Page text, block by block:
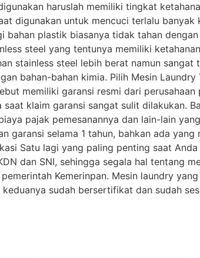
haruslah memiliki tingkat
digunakan untuk mencuci terlalu banyak
plastik biasanya tidak tahan
steel yang tentunya memiliki
stainless steel lebih berat namun sangat
bahan-bahan kimia. Pilih Mesin Laundry
memiliki garansi resmi dari perusahaan
klaim garansi sangat sulit dilakukan.
pajak pemesanannya dan lain-lain
garansi selama 1 tahun, bahkan ada yang
Satu lagi yang paling penting saat
dan SNI, sehingga segala hal tentang
Kemerinpan. Mesin laundry
sudah bersertifikat dan sudah